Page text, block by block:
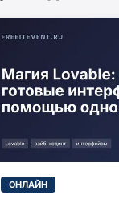
ОНЛАЙН